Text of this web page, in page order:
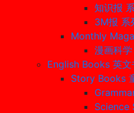
知识报
3M报 系
Monthly
漫画科学
English Books 英文
Story Books
Science